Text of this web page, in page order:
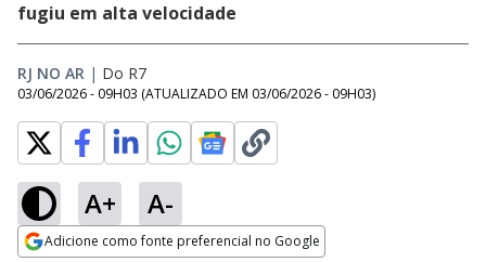
fugiu em alta velocidade
RJ NO AR | Do R7
03/06/2026 - 09H03 (ATUALIZADO EM 03/06/2026 - 09H03)
A+ A-
Adicione como fonte preferencial no Google
Ativar
76.08%